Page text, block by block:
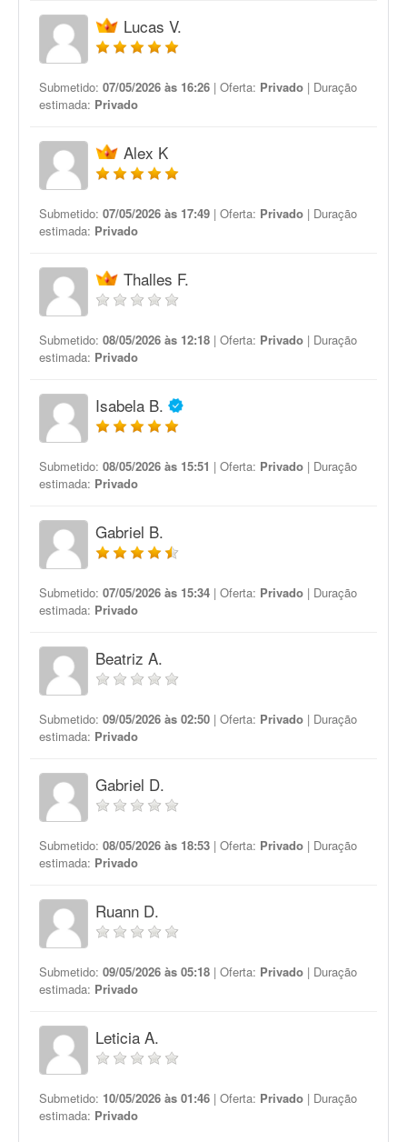
Lucas V.
Submetido: 07/05/2026 às 16:26 | Oferta: Privado | Duração
estimada: Privado
Alex K
Submetido: 07/05/2026 às 17:49 | Oferta: Privado | Duração
estimada: Privado
Thalles F.
Submetido: 08/05/2026 às 12:18 | Oferta: Privado | Duração
estimada: Privado
Isabela B.
Submetido: 08/05/2026 às 15:51 | Oferta: Privado | Duração
estimada: Privado
Gabriel B.
Submetido: 07/05/2026 às 15:34 | Oferta: Privado | Duração
estimada: Privado
Beatriz A.
Submetido: 09/05/2026 às 02:50 | Oferta: Privado | Duração
estimada: Privado
Gabriel D.
Submetido: 08/05/2026 às 18:53 | Oferta: Privado | Duração
estimada: Privado
Ruann D.
Submetido: 09/05/2026 às 05:18 | Oferta: Privado | Duração
estimada: Privado
Leticia A.
Submetido: 10/05/2026 às 01:46 | Oferta: Privado | Duração
estimada: Privado